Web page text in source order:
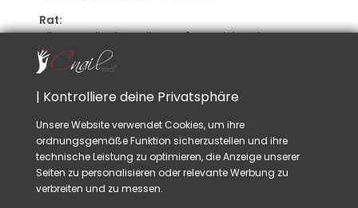
Rat:
Alle Nagellacke sollen außer Reichweite von
der Sonne bewahrt sein.
Einen Nagellack, der
werden.
verwendenSie den Trockner CNAILPRO
Die Nagellacke CNAILPRO funktionieren auch
für den Water Marble.
| Kontrolliere deine Privatsphäre
Unsere Website verwendet Cookies, um ihre
ordnungsgemäße Funktion sicherzustellen und ihre
technische Leistung zu optimieren, die Anzeige unserer
Seiten zu personalisieren oder relevante Werbung zu
verbreiten und zu messen.